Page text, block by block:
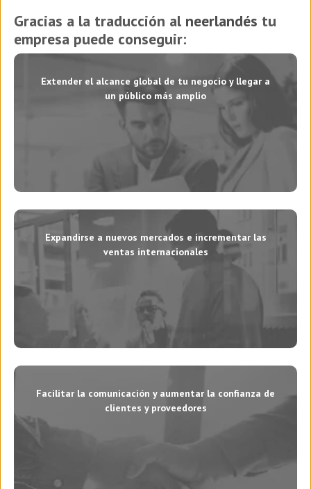
Gracias a la traducción al neerlandés tu
empresa puede conseguir:
Extender el alcance global de tu negocio y llegar a
un público más amplio
Expandirse a nuevos mercados e incrementar las
ventas internacionales
Facilitar la comunicación y aumentar la confianza de
clientes y proveedores